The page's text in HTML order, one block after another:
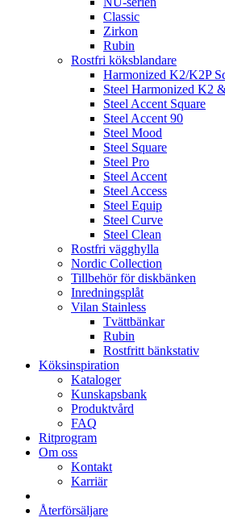
Classic
Zirkon
Rubin
Rostfri köksblandare
Harmonized K2/K2P
Steel Harmonized K2
Steel Accent Square
Steel Accent 90
Steel Mood
Steel Square
Steel Pro
Steel Accent
Steel Access
Steel Equip
Steel Curve
Steel Clean
Rostfri vägghylla
Nordic Collection
Tillbehör för diskbänken
Inredningsplåt
Vilan Stainless
Tvättbänkar
Rubin
Rostfritt bänkstativ
Köksinspiration
Kataloger
Kunskapsbank
Produktvård
FAQ
Ritprogram
Om oss
Kontakt
Karriär
Återförsäljare